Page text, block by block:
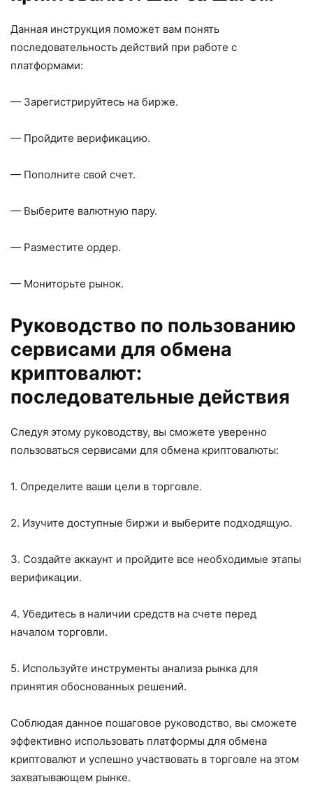
Данная инструкция поможет вам понять
последовательность действий при работе с
платформами:
— Зарегистрируйтесь на бирже.
— Пройдите верификацию.
— Пополните свой счет.
— Выберите валютную пару.
— Разместите ордер.
— Мониторьте рынок.
Руководство по пользованию
сервисами для обмена
криптовалют:
последовательные действия
Следуя этому руководству, вы сможете уверенно
пользоваться сервисами для обмена криптовалюты:
1. Определите ваши цели в торговле.
2. Изучите доступные биржи и выберите подходящую.
3. Создайте аккаунт и пройдите все необходимые этапы
верификации.
4. Убедитесь в наличии средств на счете перед
началом торговли.
5. Используйте инструменты анализа рынка для
принятия обоснованных решений.
Соблюдая данное пошаговое руководство, вы сможете
эффективно использовать платформы для обмена
криптовалют и успешно участвовать в торговле на этом
захватывающем рынке.